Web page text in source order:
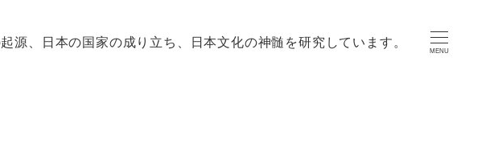
源、日本の国家の成り立ち、日本文化の神髄を研究しています。
MENU